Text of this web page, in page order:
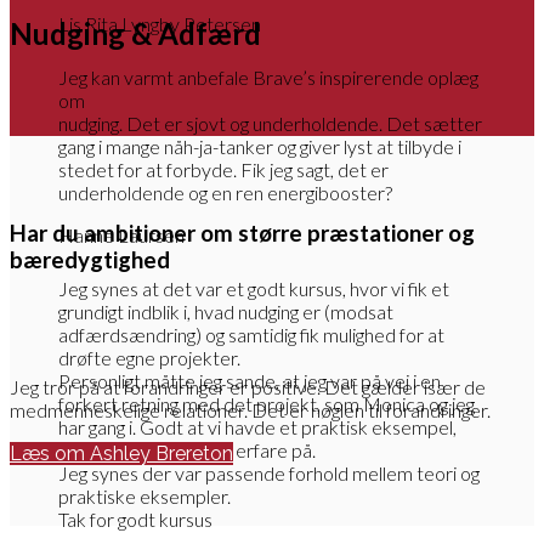
Lis Rita Lyngby Petersen
Jeg kan varmt anbefale Brave’s inspirerende oplæg
om
nudging. Det er sjovt og underholdende. Det sætter
gang i mange nåh-ja-tanker og giver lyst at tilbyde i
stedet for at forbyde. Fik jeg sagt, det er
underholdende og en ren energibooster?
Hanne Laursen
Jeg synes at det var et godt kursus, hvor vi fik et
grundigt indblik i, hvad nudging er (modsat
adfærdsændring) og samtidig fik mulighed for at
drøfte egne projekter.
Personligt måtte jeg sande, at jeg var på vej i en
forkert retning med det projekt, som Monica og jeg
har gang i. Godt at vi havde et praktisk eksempel,
som vi kunne få lov at erfare på.
Jeg synes der var passende forhold mellem teori og
praktiske eksempler.
Tak for godt kursus
Nudging & Adfærd
Har du ambitioner om større præstationer og
bæredygtighed
Jeg tror på at forandringer er positive. Det gælder især de
medmenneskelige relationer. Det er nøglen til forandringer.
Læs om Ashley Brereton